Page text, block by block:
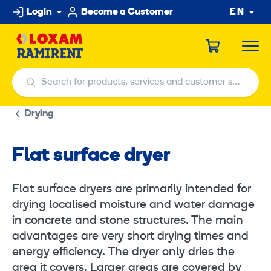
Skip
to
content
Login Become a Customer EN
Search for products, services and customer service centers
Search for products, services and customer service centers
Drying
Flat surface dryer
Flat surface dryers are primarily intended for
drying localised moisture and water damage
in concrete and stone structures. The main
advantages are very short drying times and
energy efficiency. The dryer only dries the
area it covers. Larger areas are covered by